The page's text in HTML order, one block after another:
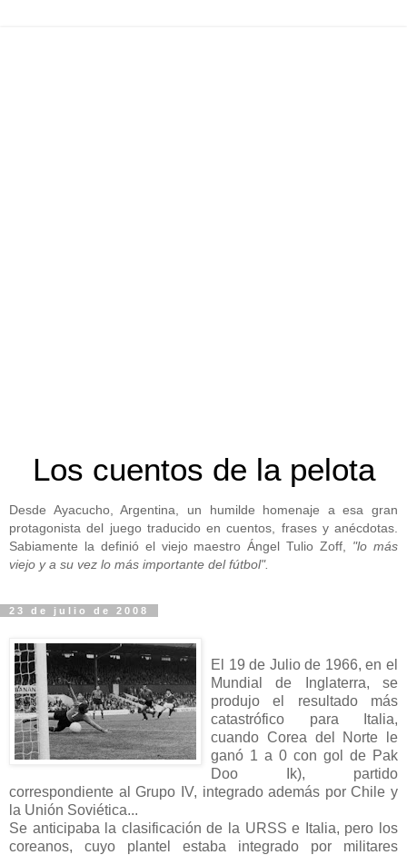
Los cuentos de la pelota
Desde Ayacucho, Argentina, un humilde homenaje a esa gran
protagonista del juego traducido en cuentos, frases y anécdotas.
Sabiamente la definió el viejo maestro Ángel Tulio Zoff, "lo más
viejo y a su vez lo más importante del fútbol".
23 de julio de 2008
El 19 de Julio de 1966, en el
Mundial de Inglaterra, se
produjo el resultado más
catastrófico para Italia,
cuando Corea del Norte le
ganó 1 a 0 con gol de Pak
Doo Ik), partido
correspondiente al Grupo IV, integrado además por Chile y
la Unión Soviética...
Se anticipaba la clasificación de la URSS e Italia, pero los
coreanos, cuyo plantel estaba integrado por militares